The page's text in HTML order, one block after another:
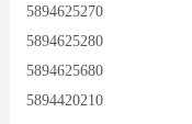
5894625270
5894625280
5894625680
5894420210